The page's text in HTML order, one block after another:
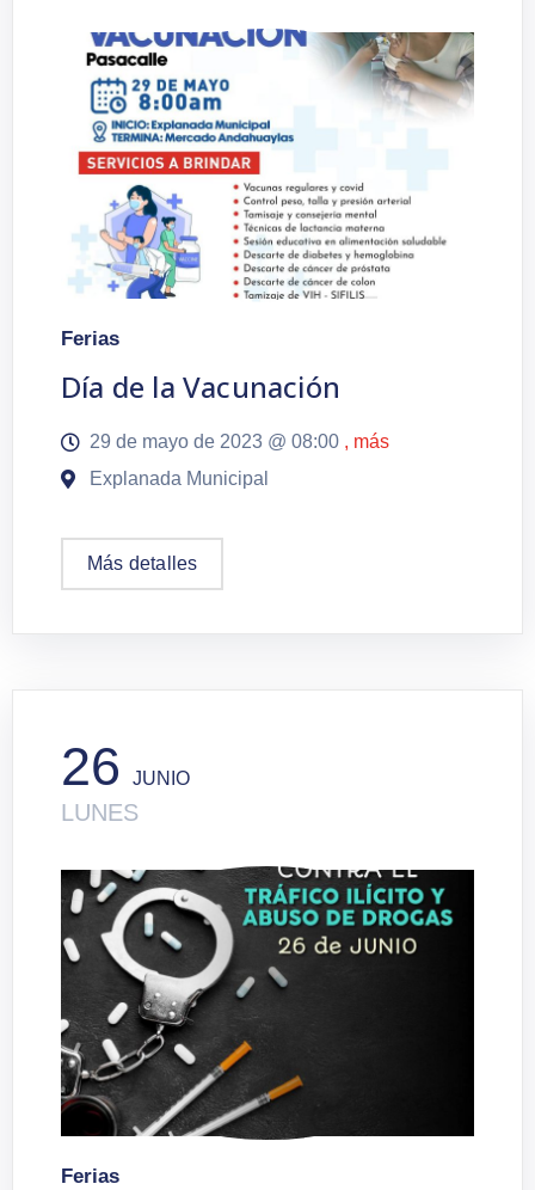
Ferias
Día de la Vacunación
29 de mayo de 2023 @ 08:00 , más
Explanada Municipal
Más detalles
26JUNIO
LUNES
Ferias